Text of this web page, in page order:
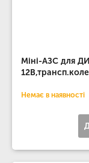
Міні-АЗС для
Немає в наявності